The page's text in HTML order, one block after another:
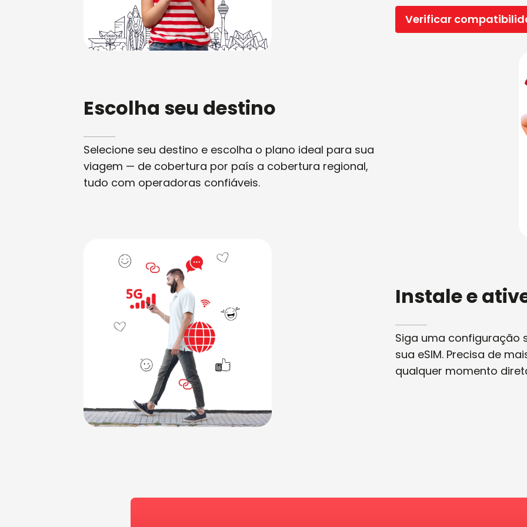
Verificar
Escolha seu destino
Selecione seu destino e escolha o plano ideal para sua
viagem — de cobertura por país a cobertura regional,
tudo com operadoras confiáveis.
Instale e
Siga uma configuração
sua eSIM. Precisa de
qualquer momento